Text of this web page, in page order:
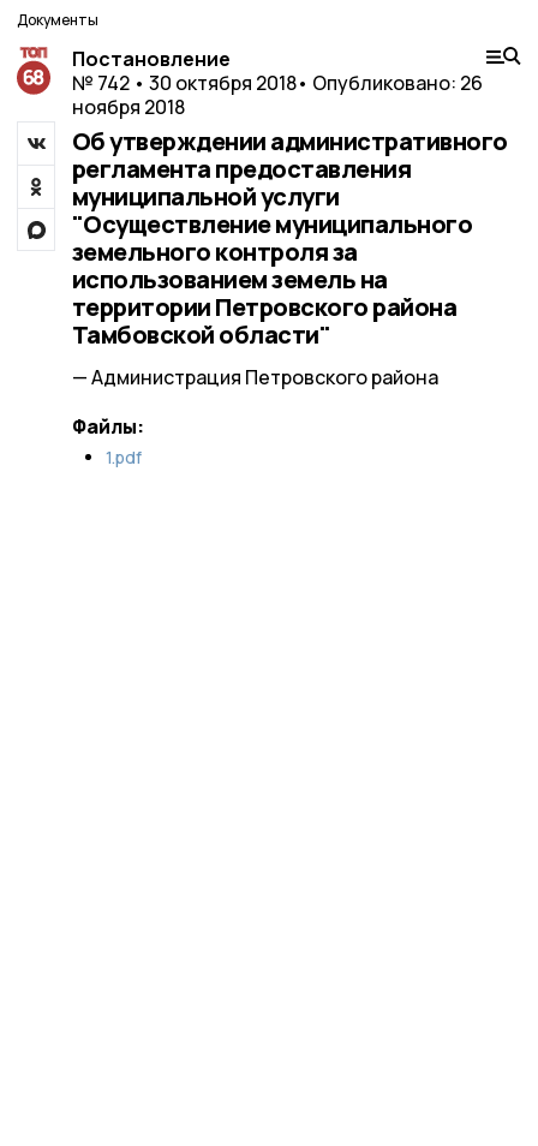
Документы
Постановление
№ 742 • 30 октября 2018• Опубликовано: 26
ноября 2018
Об утверждении административного
регламента предоставления
муниципальной услуги
"Осуществление муниципального
земельного контроля за
использованием земель на
территории Петровского района
Тамбовской области"
— Администрация Петровского района
Файлы:
1.pdf